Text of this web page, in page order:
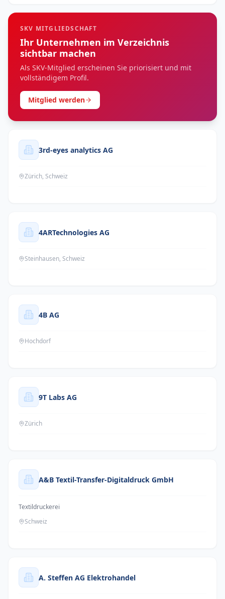
SKV MITGLIEDSCHAFT
Ihr Unternehmen im Verzeichnis
sichtbar machen
Als SKV-Mitglied erscheinen Sie priorisiert und mit
vollständigem Profil.
Mitglied werden
3rd-eyes analytics AG
Zürich, Schweiz
4ARTechnologies AG
Steinhausen, Schweiz
4B AG
Hochdorf
9T Labs AG
Zürich
A&B Textil-Transfer-Digitaldruck GmbH
Textildruckerei
Schweiz
A. Steffen AG Elektrohandel